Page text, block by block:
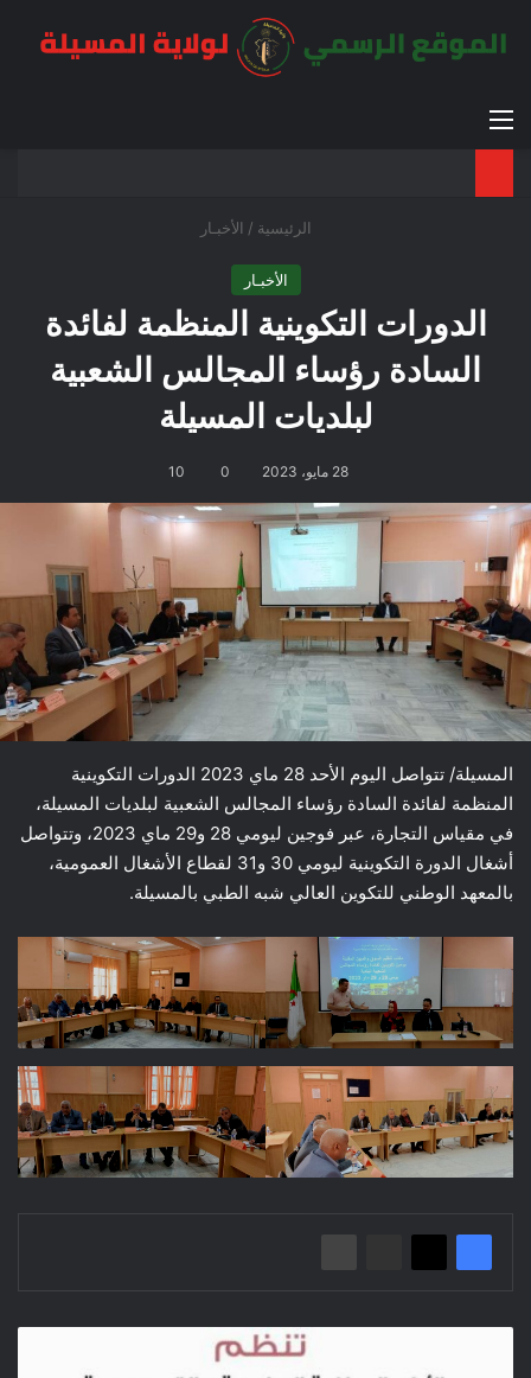
القائمة
الرئيسية / الأخبـار
الأخبـار
الدورات التكوينية المنظمة لفائدة
السادة رؤساء المجالس الشعبية
لبلديات المسيلة
28 مايو، 2023 0
10
المسيلة/ تتواصل اليوم الأحد 28 ماي 2023 الدورات التكوينية
المنظمة لفائدة السادة رؤساء المجالس الشعبية لبلديات المسيلة،
في مقياس التجارة، عبر فوجين ليومي 28 و29 ماي 2023، وتتواصل
أشغال الدورة التكوينية ليومي 30 و31 لقطاع الأشغال العمومية،
بالمعهد الوطني للتكوين العالي شبه الطبي بالمسيلة.